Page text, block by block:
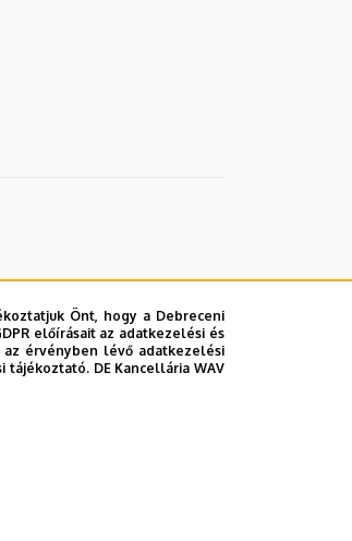
Önt, hogy a Debreceni
előírásait az adatkezelési és
érvényben lévő adatkezelési
tájékoztató. DE Kancellária WAV